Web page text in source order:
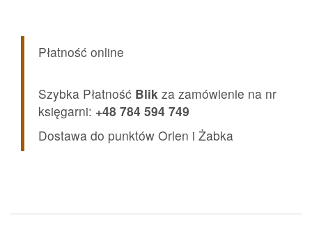
Płatność online
Szybka Płatność Blik za zamówienie na nr
księgarni: +48 784 594 749
Dostawa do punktów Orlen i Żabka